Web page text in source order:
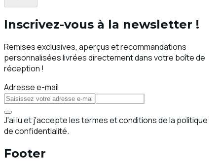
Inscrivez-vous à la newsletter !
Remises exclusives, aperçus et recommandations
personnalisées livrées directement dans votre boîte de
réception !
Adresse e-mail
J'ai lu et j'accepte les termes et conditions de la politique
de confidentialité.
Footer